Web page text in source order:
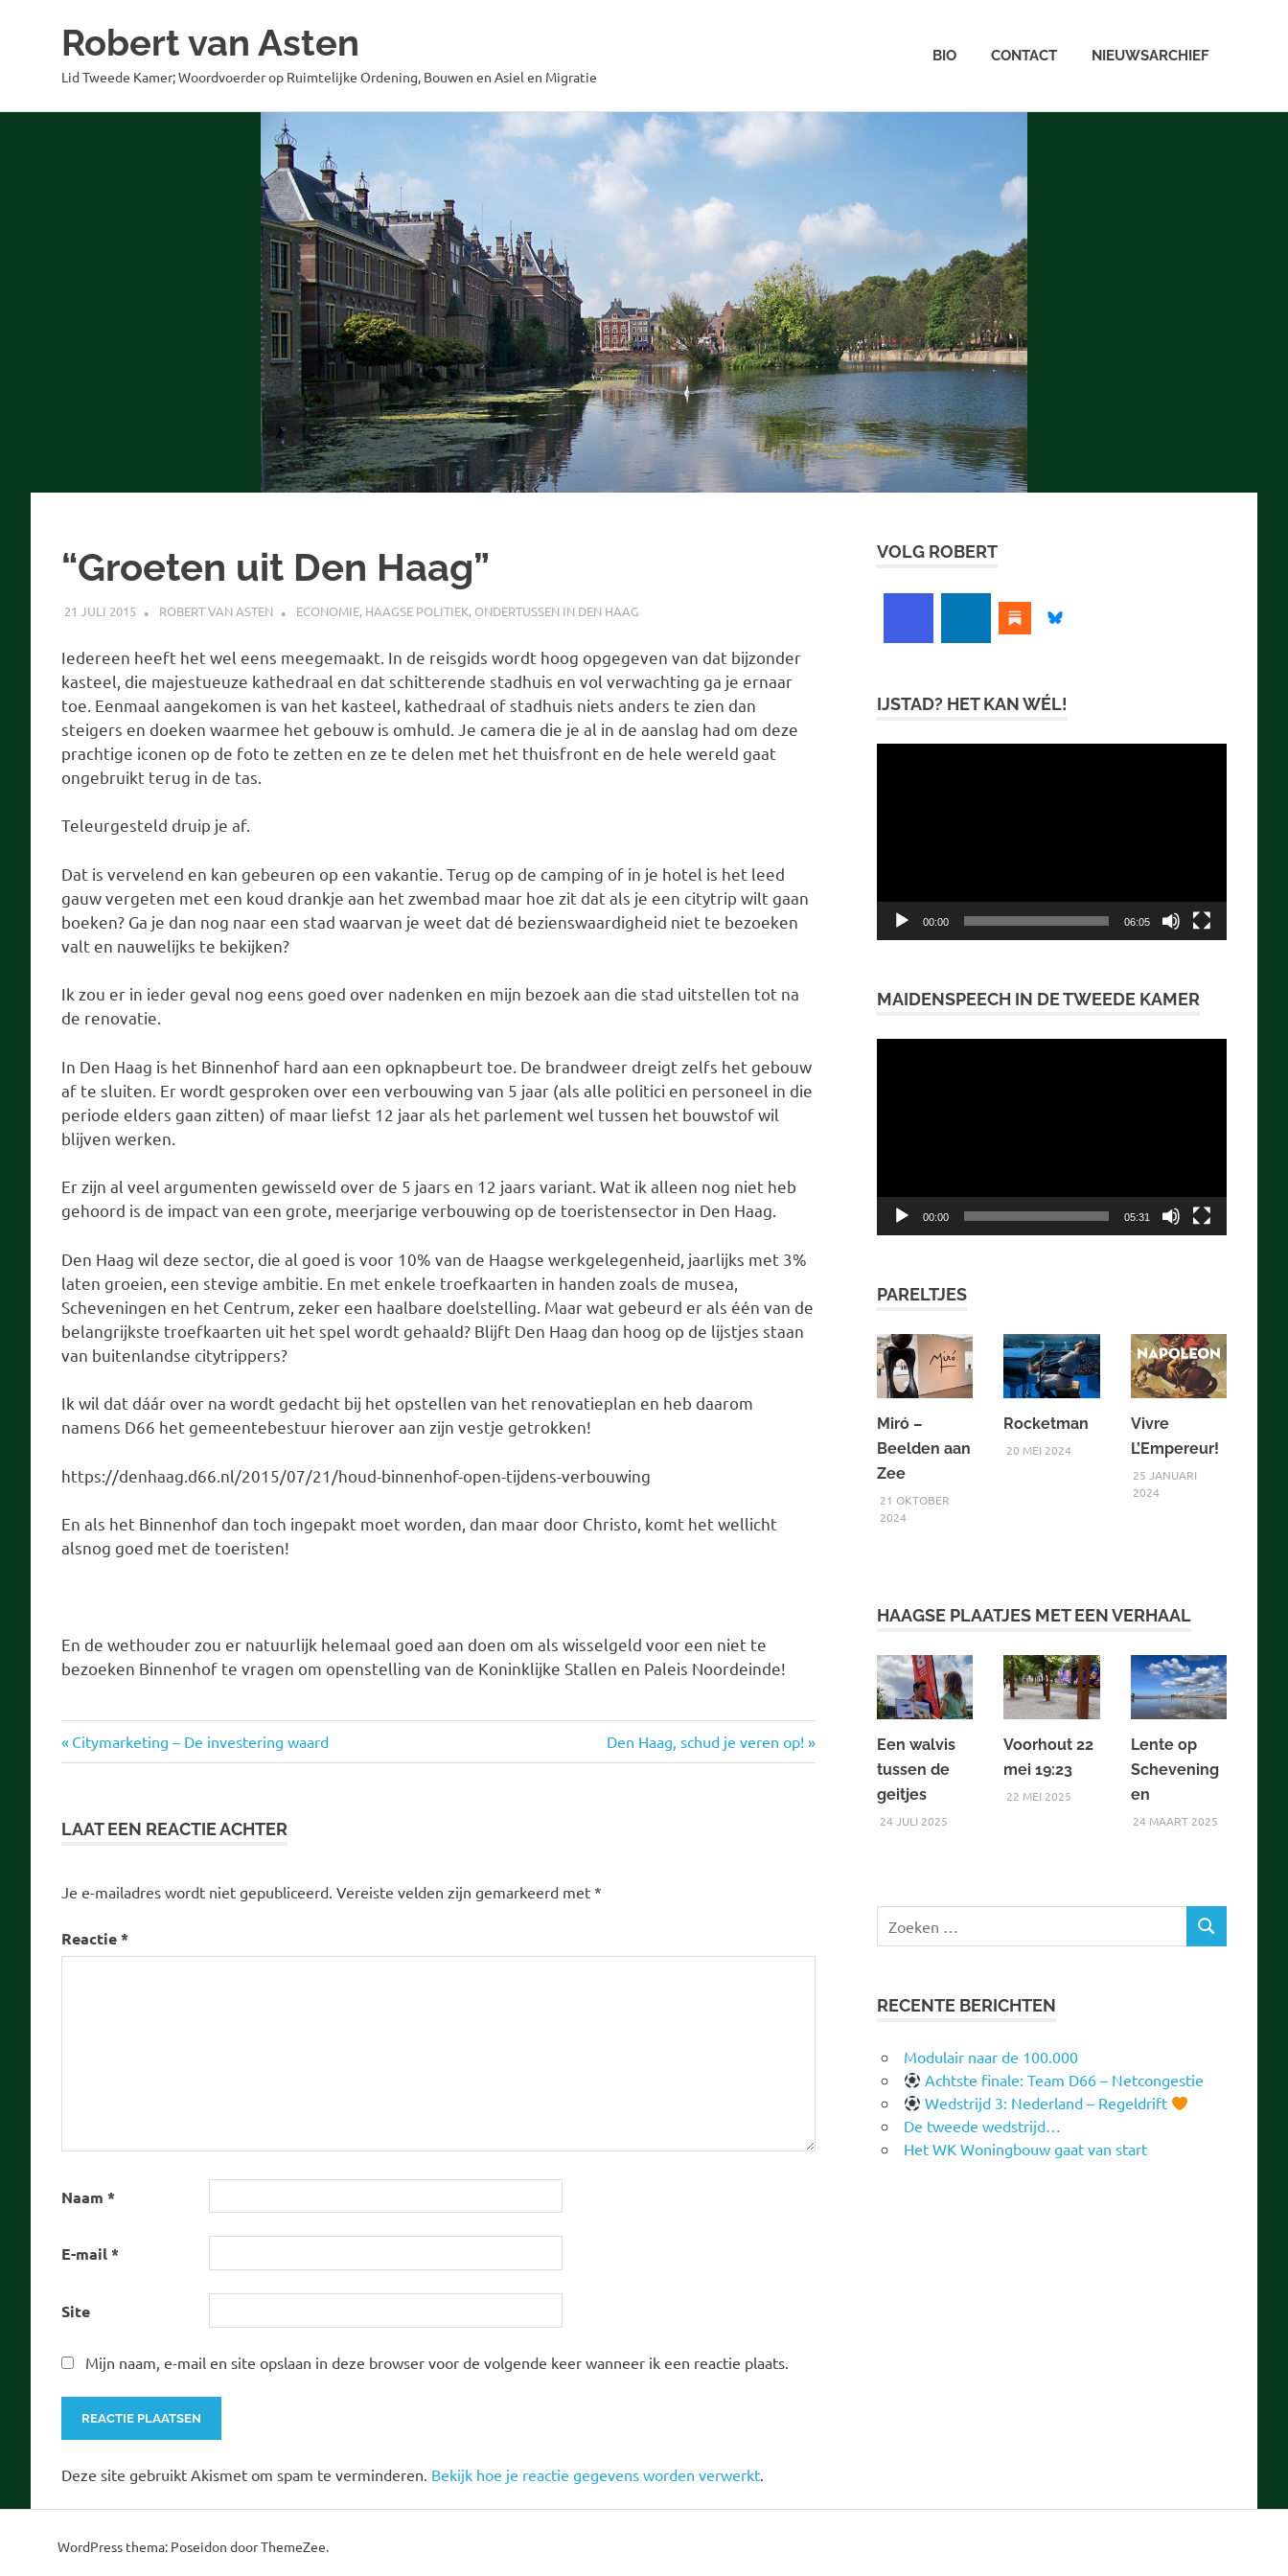
Robert van Asten
Lid Tweede Kamer; Woordvoerder op Ruimtelijke Ordening, Bouwen en Asiel en Migratie
BIO CONTACT NIEUWSARCHIEF
“Groeten uit Den Haag”
21 JULI 2015 ROBERT VAN ASTEN ECONOMIE, HAAGSE POLITIEK, ONDERTUSSEN IN DEN HAAG
Iedereen heeft het wel eens meegemaakt. In de reisgids wordt hoog opgegeven van dat bijzonder
kasteel, die majestueuze kathedraal en dat schitterende stadhuis en vol verwachting ga je ernaar
toe. Eenmaal aangekomen is van het kasteel, kathedraal of stadhuis niets anders te zien dan
steigers en doeken waarmee het gebouw is omhuld. Je camera die je al in de aanslag had om deze
prachtige iconen op de foto te zetten en ze te delen met het thuisfront en de hele wereld gaat
ongebruikt terug in de tas.
Teleurgesteld druip je af.
Dat is vervelend en kan gebeuren op een vakantie. Terug op de camping of in je hotel is het leed
gauw vergeten met een koud drankje aan het zwembad maar hoe zit dat als je een citytrip wilt gaan
boeken? Ga je dan nog naar een stad waarvan je weet dat dé bezienswaardigheid niet te bezoeken
valt en nauwelijks te bekijken?
Ik zou er in ieder geval nog eens goed over nadenken en mijn bezoek aan die stad uitstellen tot na
de renovatie.
In Den Haag is het Binnenhof hard aan een opknapbeurt toe. De brandweer dreigt zelfs het gebouw
af te sluiten. Er wordt gesproken over een verbouwing van 5 jaar (als alle politici en personeel in die
periode elders gaan zitten) of maar liefst 12 jaar als het parlement wel tussen het bouwstof wil
blijven werken.
Er zijn al veel argumenten gewisseld over de 5 jaars en 12 jaars variant. Wat ik alleen nog niet heb
gehoord is de impact van een grote, meerjarige verbouwing op de toeristensector in Den Haag.
Den Haag wil deze sector, die al goed is voor 10% van de Haagse werkgelegenheid, jaarlijks met 3%
laten groeien, een stevige ambitie. En met enkele troefkaarten in handen zoals de musea,
Scheveningen en het Centrum, zeker een haalbare doelstelling. Maar wat gebeurd er als één van de
belangrijkste troefkaarten uit het spel wordt gehaald? Blijft Den Haag dan hoog op de lijstjes staan
van buitenlandse citytrippers?
Ik wil dat dáár over na wordt gedacht bij het opstellen van het renovatieplan en heb daarom
namens D66 het gemeentebestuur hierover aan zijn vestje getrokken!
https://denhaag.d66.nl/2015/07/21/houd-binnenhof-open-tijdens-verbouwing
En als het Binnenhof dan toch ingepakt moet worden, dan maar door Christo, komt het wellicht
alsnog goed met de toeristen!
En de wethouder zou er natuurlijk helemaal goed aan doen om als wisselgeld voor een niet te
bezoeken Binnenhof te vragen om openstelling van de Koninklijke Stallen en Paleis Noordeinde!
d66
economie
toerisme
Bericht
Vorige
bericht:
Citymarketing – De investering waard
Volgende
bericht:
Den Haag, schud je veren op!
LAAT EEN REACTIE ACHTER
Je e-mailadres wordt niet gepubliceerd. Vereiste velden zijn gemarkeerd met *
Reactie*
Naam *
E-mail*
Site
Mijn naam, e-mail en site opslaan in deze browser voor de volgende keer wanneer ik een reactie plaats.
Deze site gebruikt Akismet om spam te verminderen. Bekijk hoe je reactie gegevens worden verwerkt
VOLG ROBERT
IJSTAD? HET KAN WÉL!
00:00 06:05
MAIDENSPEECH IN DE TWEEDE KAMER
00:00 05:31
PARELTJES
Miró –
Beelden aan
Zee
21 OKTOBER
2024
Rocketman
20 MEI 2024
Vivre
L’Empereur!
25 JANUARI
2024
HAAGSE PLAATJES MET EEN VERHAAL
Een walvis
tussen de
geitjes
24 JULI 2025
Voorhout 22
mei 19:23
22 MEI 2025
Lente op
Schevening
en
24 MAART 2025
naar:
ZOEKEN
RECENTE BERICHTEN
Modulair naar de 100.000
Achtste finale: Team D66 – Netcongestie
Wedstrijd 3: Nederland – Regeldrift
De tweede wedstrijd…
Het WK Woningbouw gaat van start
WordPress thema: Poseidon door ThemeZee.